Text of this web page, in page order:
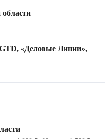
области
«Деловые Линии»,